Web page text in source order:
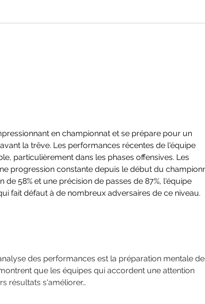
en championnat et se prépare pour un
la trêve. Les performances récentes de l'équipe
particulièrement dans les phases offensives. Les
progression constante depuis le début du
58% et une précision de passes de 87%, l'équipe
fait défaut à de nombreux adversaires de ce niveau.
des performances est la préparation mentale
que les équipes qui accordent une attention
résultats s'améliorer…